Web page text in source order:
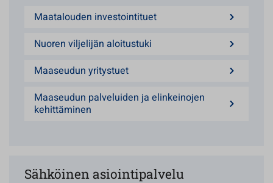
Maatalouden investointituet
Nuoren viljelijän aloitustuki
Maaseudun yritystuet
Maaseudun palveluiden ja elinkeinojen
kehittäminen
Sähköinen asiointipalvelu